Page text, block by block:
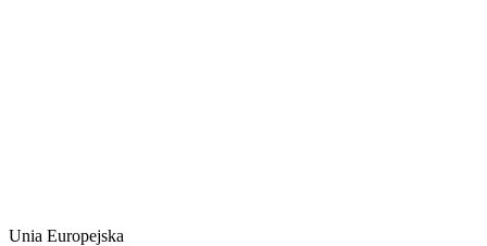
Unia Europejska